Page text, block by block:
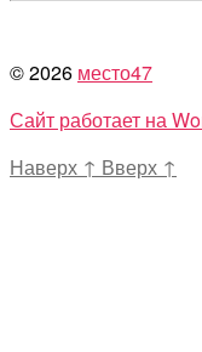
© 2026 место47
Сайт работает на
Наверх ↑ Вверх ↑